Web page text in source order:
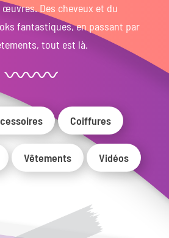
Des cheveux et du
fantastiques, en passant par
tout est là.
Coiffures
Vêtements Vidéos